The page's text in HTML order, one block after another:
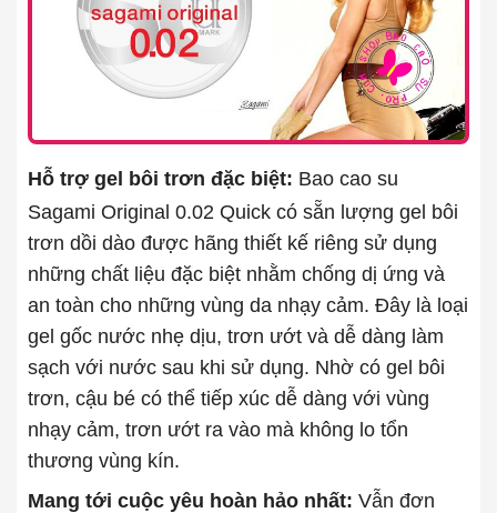
Hỗ trợ gel bôi trơn đặc biệt: Bao cao su
Sagami Original 0.02 Quick có sẵn lượng gel bôi
trơn dồi dào được hãng thiết kế riêng sử dụng
những chất liệu đặc biệt nhằm chống dị ứng và
an toàn cho những vùng da nhạy cảm. Đây là loại
gel gốc nước nhẹ dịu, trơn ướt và dễ dàng làm
sạch với nước sau khi sử dụng. Nhờ có gel bôi
trơn, cậu bé có thể tiếp xúc dễ dàng với vùng
nhạy cảm, trơn ướt ra vào mà không lo tổn
thương vùng kín.
Mang tới cuộc yêu hoàn hảo nhất: Vẫn đơn